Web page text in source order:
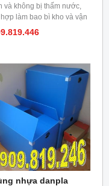
và không bị thấm nước,
làm bao bì kho và vận
an toàn và dễ dàng. Màu
nhựa danpla